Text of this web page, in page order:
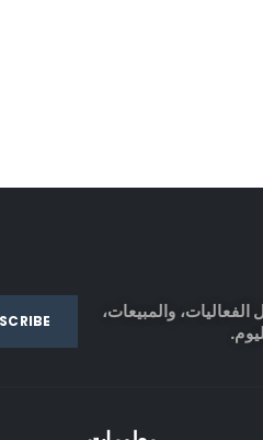
والمبيعات،